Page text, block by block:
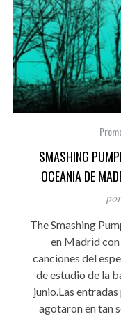
SMASHING
OCEANIA DE
por
The Smashing
en Madrid
canciones del
de estudio de la
junio.Las
agotaron en tan